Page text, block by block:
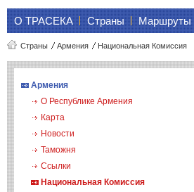
О ТРАСЕКА Страны Маршруты
Страны Армения Национальная Комиссия
Армения
О Республике Армения
Карта
Новости
Таможня
Ссылки
Национальная Комиссия